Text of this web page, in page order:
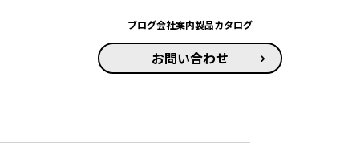
ブログ会社案内製品カタログ
お問い合わせ